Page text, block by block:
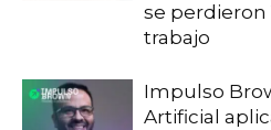
se perdieron
trabajo
Impulso
Artificial